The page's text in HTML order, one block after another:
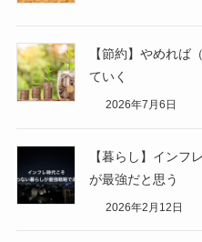
【節約】やめれば
ていく
2026年7月6日
【暮らし】インフ
が最強だと思う
2026年2月12日